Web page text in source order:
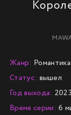
Жанр:
Статус: вышел
Год выхода: 2023
Время серии: 6